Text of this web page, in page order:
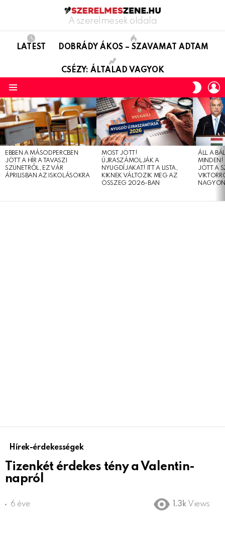
A szerelmesek oldala
LATEST DOBRÁDY ÁKOS – SZAVAMAT ADTAM
CSÉZY: ÁLTALAD VAGYOK
SKIN
LATEST
STORIES
EBBEN A MÁSODPERCBEN
JÖTT A HÍR A TAVASZI
SZÜNETRŐL, EZ VÁR
ÁPRILISBAN AZ ISKOLÁSOKRA
MOST JÖTT!
ÚJRASZÁMOLJÁK A
NYUGDÍJAKAT! ITT A LISTA,
KIKNEK VÁLTOZIK MEG AZ
ÖSSZEG 2026-BAN
ÁLL A
MINDEN!
JÖTT A
Hírek-érdekességek
Tizenkét érdekes tény a Valentin-
napról
6 éve 1.3k Views